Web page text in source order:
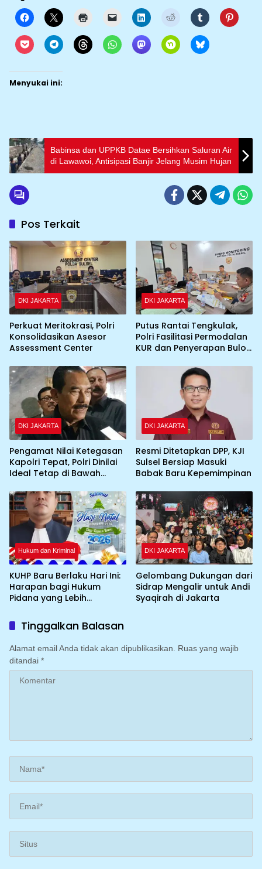
Menyukai ini:
Babinsa dan UPPKB Datae Bersihkan Saluran Air
di Lawawoi, Antisipasi Banjir Jelang Musim Hujan
Pos Terkait
DKI JAKARTA
Perkuat Meritokrasi, Polri
Konsolidasikan Asesor
Assessment Center
DKI JAKARTA
Putus Rantai Tengkulak,
Polri Fasilitasi Permodalan
KUR dan Penyerapan Bulog
DKI JAKARTA
Pengamat Nilai Ketegasan
Kapolri Tepat, Polri Dinilai
Ideal Tetap di Bawah
DKI JAKARTA
Resmi Ditetapkan DPP, KJI
Sulsel Bersiap Masuki
Babak Baru Kepemimpinan
Hukum dan Kriminal
KUHP Baru Berlaku Hari Ini:
Harapan bagi Hukum
Pidana yang Lebih
DKI JAKARTA
Gelombang Dukungan dari
Sidrap Mengalir untuk Andi
Syaqirah di Jakarta
Tinggalkan Balasan
Alamat email Anda tidak akan dipublikasikan. Ruas yang wajib
ditandai *